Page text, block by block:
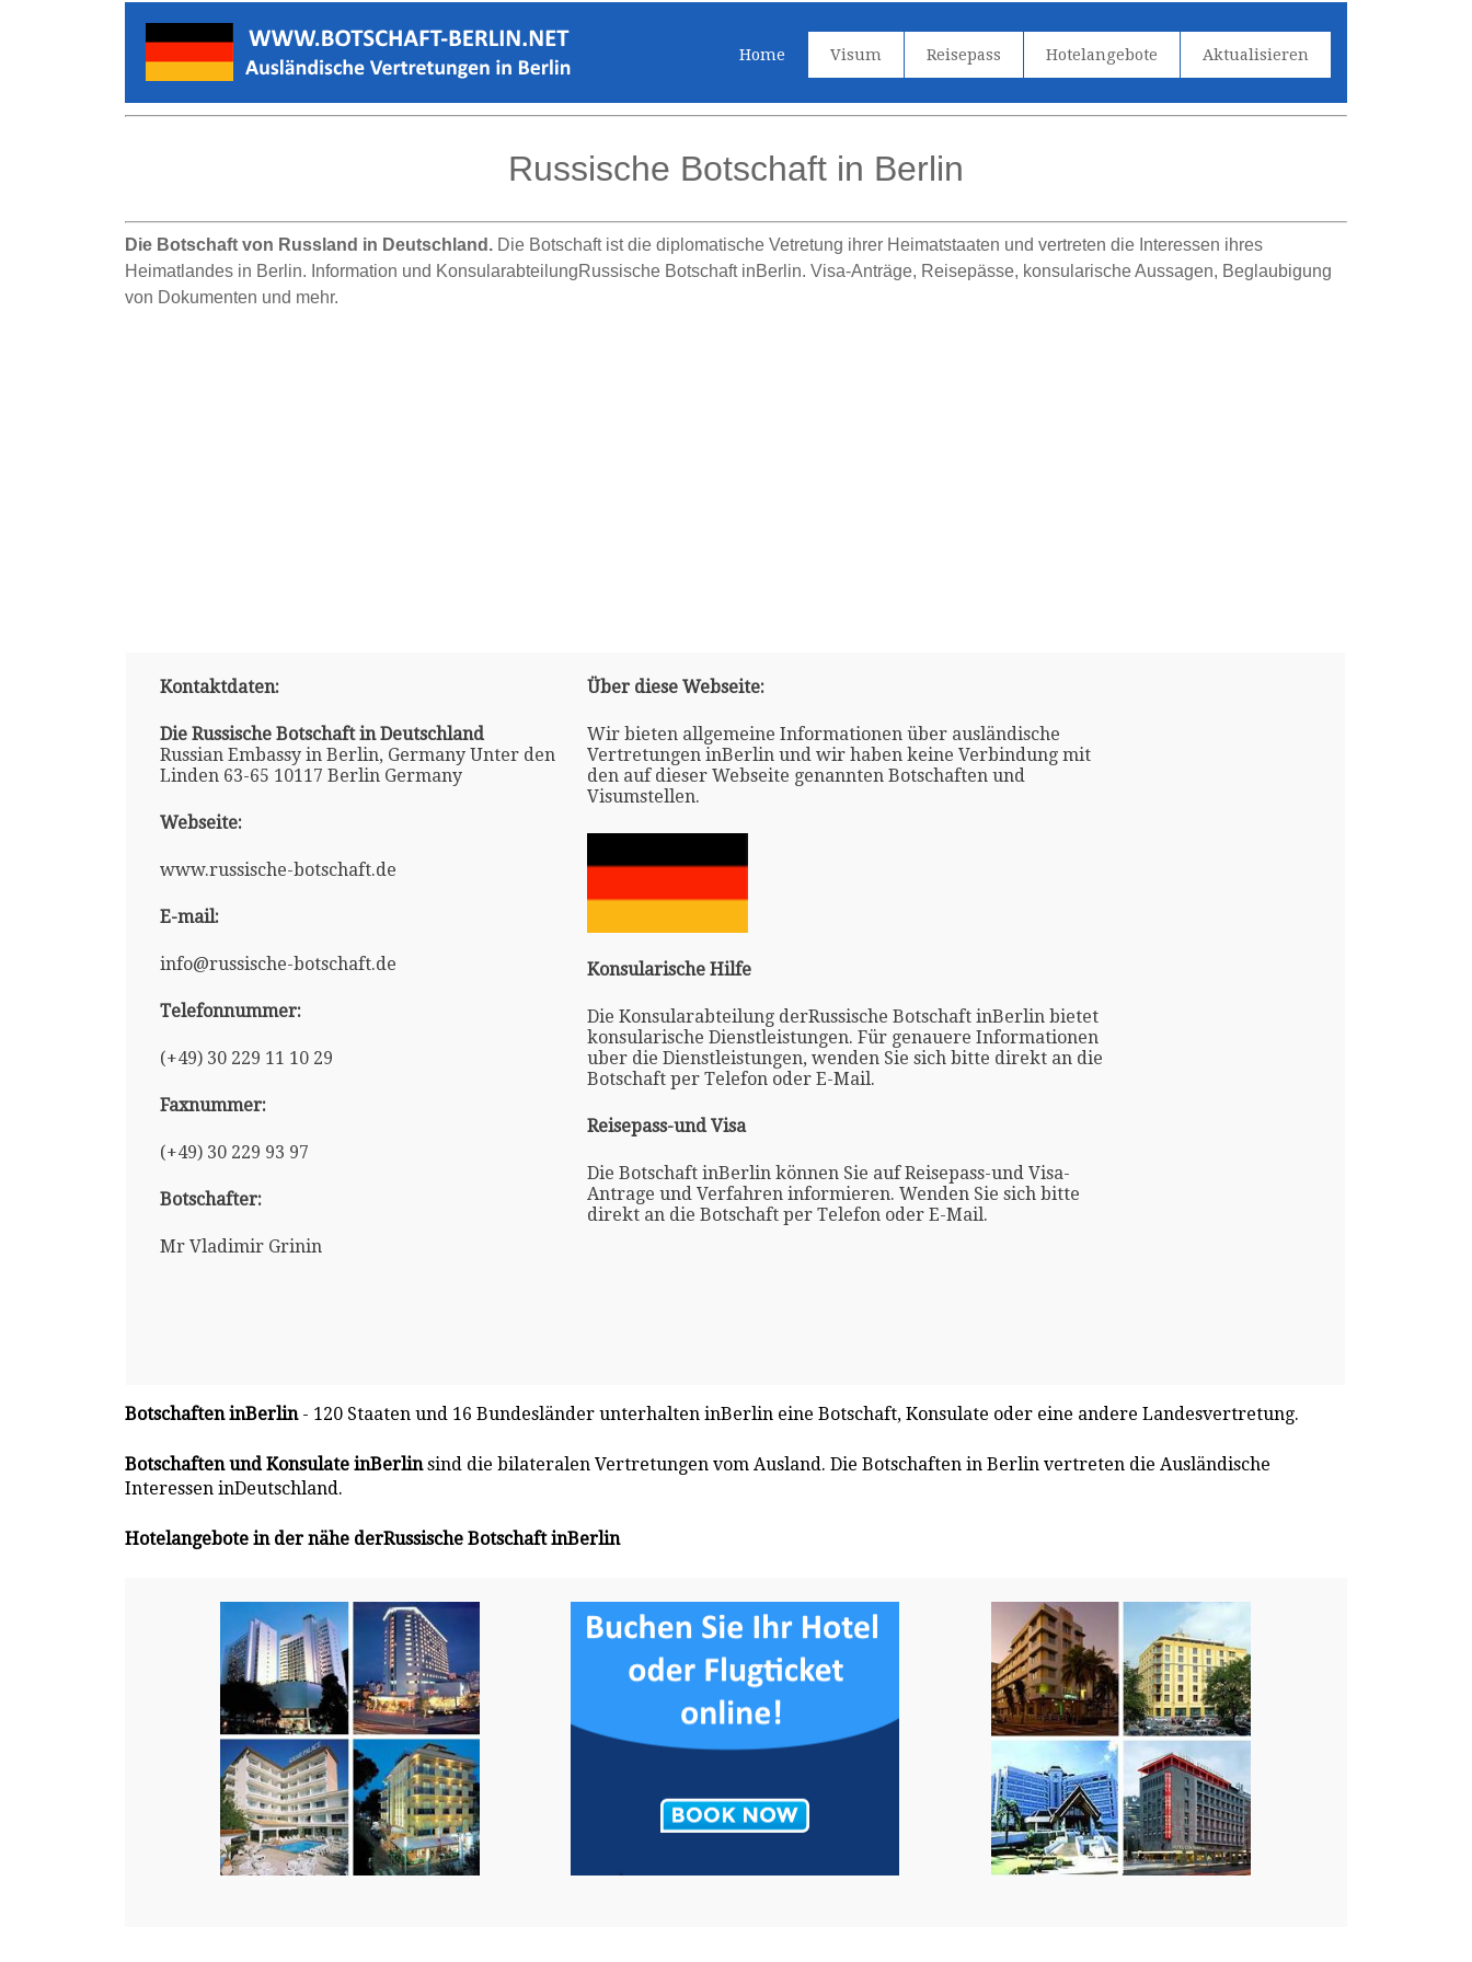
Home Visum Reisepass Hotelangebote Aktualisieren
Russische Botschaft in Berlin
Die Botschaft von Russland in Deutschland. Die Botschaft ist die diplomatische Vetretung ihrer Heimatstaaten und vertreten die Interessen ihres
Heimatlandes in Berlin. Information und KonsularabteilungRussische Botschaft inBerlin. Visa-Anträge, Reisepässe, konsularische Aussagen, Beglaubigung
von Dokumenten und mehr.
Kontaktdaten:
Die Russische Botschaft in Deutschland
Russian Embassy in Berlin, Germany Unter den
Linden 63-65 10117 Berlin Germany
Webseite:
www.russische-botschaft.de
E-mail:
info@russische-botschaft.de
Telefonnummer:
(+49) 30 229 11 10 29
Faxnummer:
(+49) 30 229 93 97
Botschafter:
Mr Vladimir Grinin
Über diese Webseite:
Wir bieten allgemeine Informationen über ausländische
Vertretungen inBerlin und wir haben keine Verbindung mit
den auf dieser Webseite genannten Botschaften und
Visumstellen.
Konsularische Hilfe
Die Konsularabteilung derRussische Botschaft inBerlin bietet
konsularische Dienstleistungen. Für genauere Informationen
uber die Dienstleistungen, wenden Sie sich bitte direkt an die
Botschaft per Telefon oder E-Mail.
Reisepass-und Visa
Die Botschaft inBerlin können Sie auf Reisepass-und Visa-
Antrage und Verfahren informieren. Wenden Sie sich bitte
direkt an die Botschaft per Telefon oder E-Mail.
Botschaften inBerlin- 120 Staaten und 16 Bundesländer unterhalten inBerlin eine Botschaft, Konsulate oder eine andere Landesvertretung.
Botschaften und Konsulate inBerlinsind die bilateralen Vertretungen vom Ausland. Die Botschaften in Berlin vertreten die Ausländische
Interessen inDeutschland.
Hotelangebote in der nähe derRussische Botschaft inBerlin